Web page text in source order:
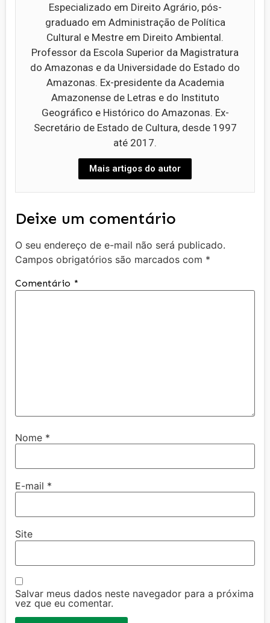
Especializado em Direito Agrário, pós-
graduado em Administração de Política
Cultural e Mestre em Direito Ambiental.
Professor da Escola Superior da Magistratura
do Amazonas e da Universidade do Estado do
Amazonas. Ex-presidente da Academia
Amazonense de Letras e do Instituto
Geográfico e Histórico do Amazonas. Ex-
Secretário de Estado de Cultura, desde 1997
até 2017.
Mais artigos do autor
Deixe um comentário
O seu endereço de e-mail não será publicado.
Campos obrigatórios são marcados com *
Comentário *
Nome *
E-mail *
Site
Salvar meus dados neste navegador para a próxima
vez que eu comentar.